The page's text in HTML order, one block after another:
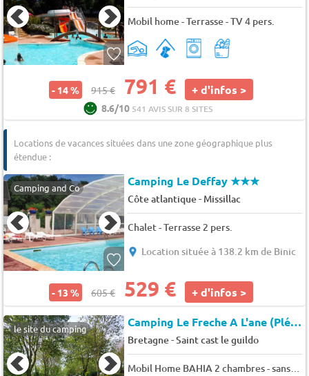
Mobil home - Terrasse - TV 4 pers.
- 14 % 915 € 791 € + d'infos >
8.6/10 541 AVIS SUR 8 SITES
Locations de vacances situées dans une zone géographique plus
étendue :
Camping and Co Camping Le Deffay★★★
Côte atlantique- Missillac
Chalet - Terrasse 2 pers.
Location située à 138.2 km de Binic
- 13 % 605 € 529 € + d'infos >
le site du camping Camping Le Freche A L'ane (Pléboulle à 5 km)
Bretagne-Saint cast le guildo
Mobil Home BAHIA 2 chambres - sans animaux (samedi) 4 pers.